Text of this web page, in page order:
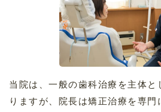
当院は、一般の歯科治療を主体と
りますが、院長は矯正治療を専門